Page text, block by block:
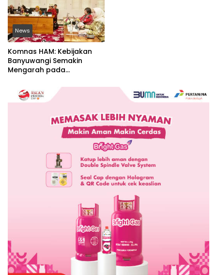
News
Komnas HAM: Kebijakan
Banyuwangi Semakin
Mengarah pada